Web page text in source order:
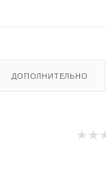
ДОПОЛНИТЕЛЬНО